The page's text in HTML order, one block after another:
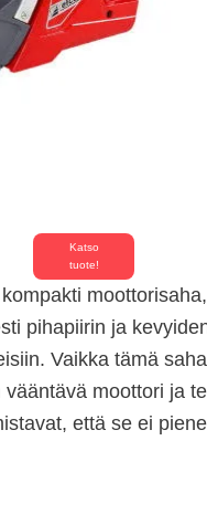
Katso
tuote!
pihapiirin ja
Vaikka tämä
moottori ja
että se ei